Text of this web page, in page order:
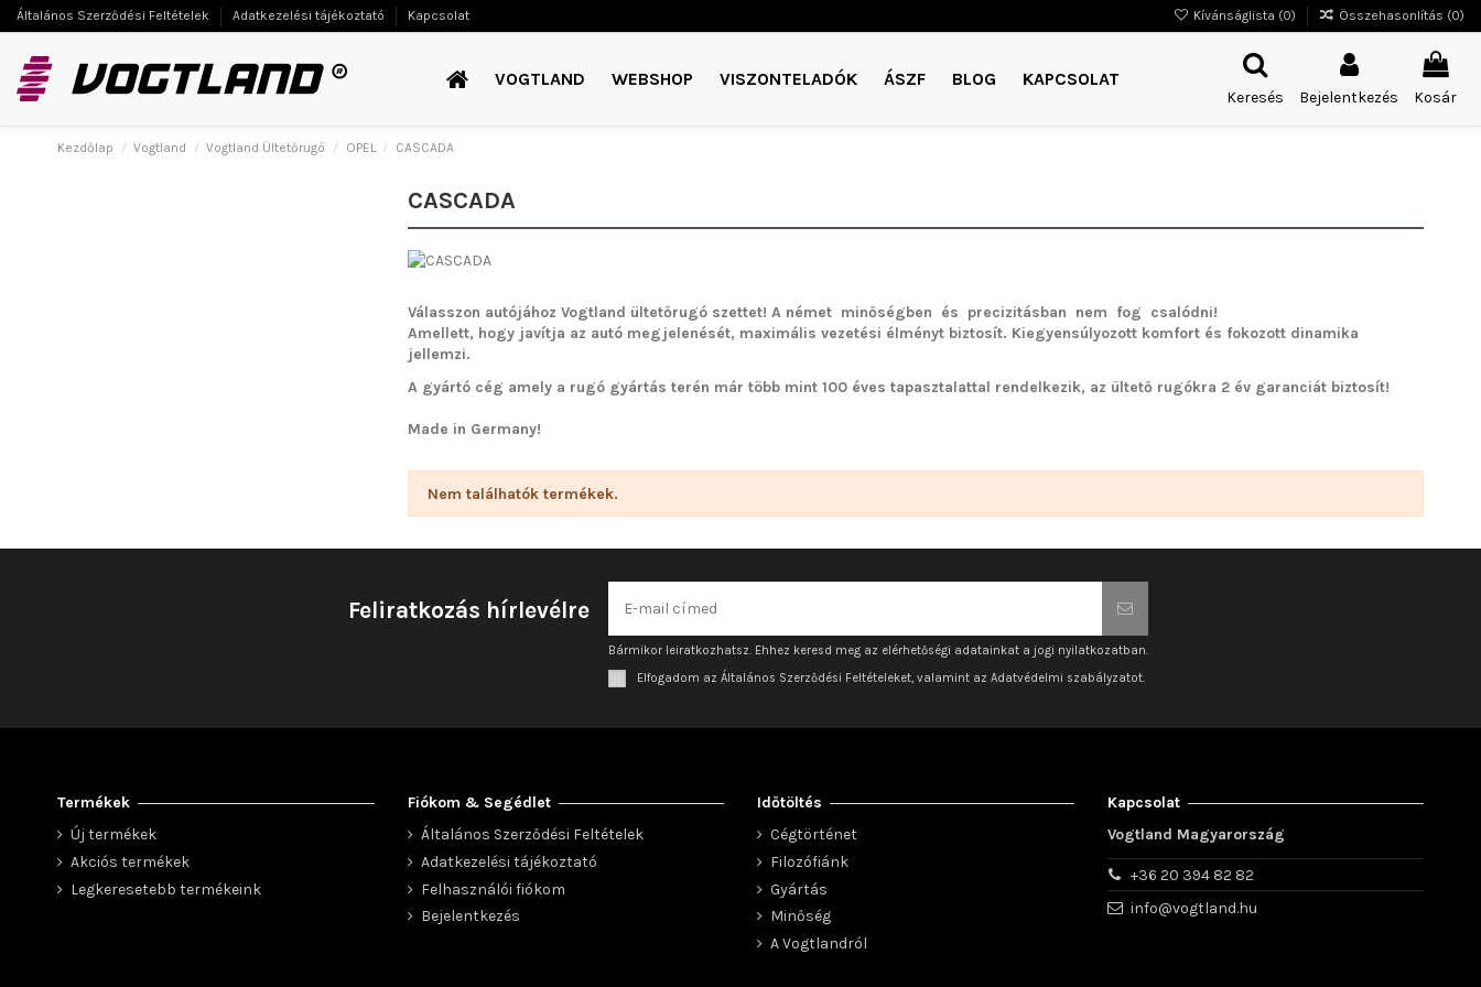
Általános Szerződési Feltételek Adatkezelési tájékoztató Kapcsolat Kívánságlista (0) Összehasonlítás (0)
VOGTLAND WEBSHOP VISZONTELADÓK ÁSZF BLOG KAPCSOLAT
Keresés Bejelentkezés Kosár
Kezdőlap Vogtland Vogtland Ültetőrugó OPEL CASCADA
CASCADA
Válasszon autójához Vogtland ültetőrugó szettet! A német minőségben és precizitásban nem fog csalódni!
Amellett, hogy javítja az autó megjelenését, maximális vezetési élményt biztosít. Kiegyensúlyozott komfort és fokozott dinamika
jellemzi.
A gyártó cég amely a rugó gyártás terén már több mint 100 éves tapasztalattal rendelkezik, az ültető rugókra 2 év garanciát biztosít!
Made in Germany!
Nem találhatók termékek.
Feliratkozás hírlevélre
Bármikor leiratkozhatsz. Ehhez keresd meg az elérhetőségi adatainkat a jogi nyilatkozatban.
Elfogadom az Általános Szerződési Feltételeket, valamint az Adatvédelmi szabályzatot.
Termékek
Új termékek
Akciós termékek
Legkeresetebb termékeink
Fiókom & Segédlet
Általános Szerződési Feltételek
Adatkezelési tájékoztató
Felhasználói fiókom
Bejelentkezés
Időtöltés
Cégtörténet
Filozófiánk
Gyártás
Minőség
A Vogtlandról
Kapcsolat
Vogtland Magyarország
+36 20 394 82 82
info@vogtland.hu